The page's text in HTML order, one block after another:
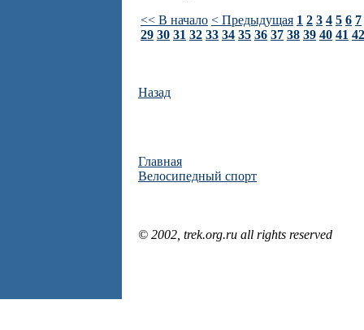
<< В начало < Предыдущая 1 2 3 4 5 6 7
29 30 31 32 33 34 35 36 37 38 39 40 41 42
Назад
Главная
Велосипедный спорт
© 2002, trek.org.ru all rights reserved